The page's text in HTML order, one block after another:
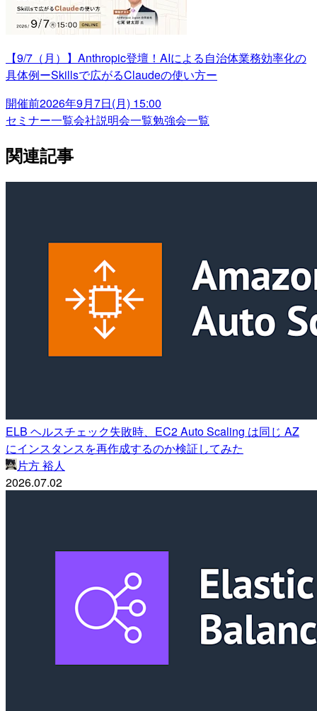
【9/7（月）】Anthropic登壇！AIによる自治体業務効率化の
具体例ーSkillsで広がるClaudeの使い方ー
開催前2026年9月7日(月) 15:00
セミナー一覧会社説明会一覧勉強会一覧
関連記事
ELB ヘルスチェック失敗時、EC2 Auto Scaling は同じ AZ
にインスタンスを再作成するのか検証してみた
片方 裕人
2026.07.02